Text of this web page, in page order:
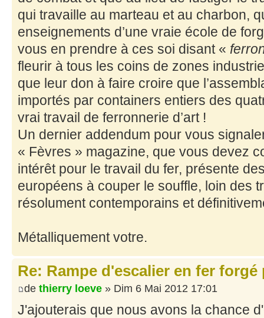
qui travaille au marteau et au charbon,
enseignements d’une vraie école de
vous en prendre à ces soi disant «
fleurir à tous les coins de zones
que leur don à faire croire que
importés par containers entiers des
vrai travail de ferronnerie d’art !
Un dernier addendum pour vous
« Fèvres » magazine, que vous devez
intérêt pour le travail du fer, présente
européens à couper le souffle, loin des
résolument contemporains et
Métalliquement votre.
Re: Rampe d'escalier en fer
de thierry loeve » Dim 6 Mai 2012 17:01
J'ajouterais que nous avons la chance